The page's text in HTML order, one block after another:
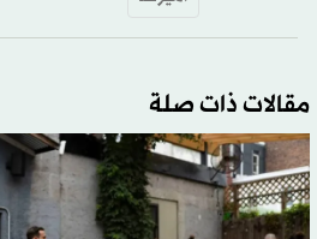
مقالات ذات صلة